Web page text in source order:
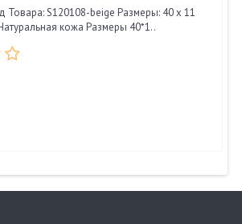
Товара: S120108-beige Размеры: 40 x 11
кожа Размеры 40*1..